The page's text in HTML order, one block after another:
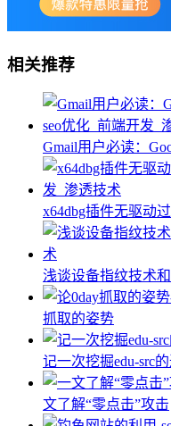
相关推荐
Gmail用户必读：
x64dbg插件无驱动
浅谈设备指纹技术
抓取的姿势
记一次挖掘edu-src
文了解“零点击”攻击